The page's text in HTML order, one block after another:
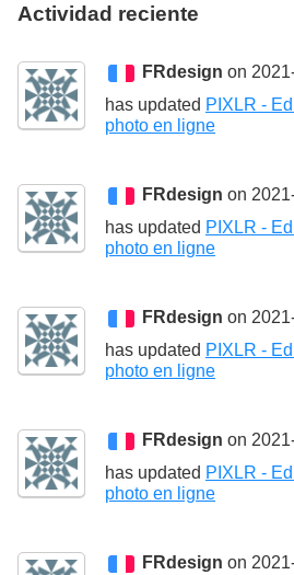
Actividad reciente
FRdesign on
has updated PIXLR -
photo en ligne
FRdesign on
has updated PIXLR -
photo en ligne
FRdesign on
has updated PIXLR -
photo en ligne
FRdesign on
has updated PIXLR -
photo en ligne
FRdesign on